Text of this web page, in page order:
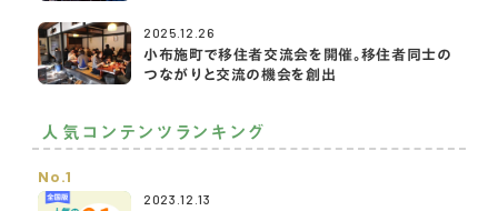
2025.12.26
小布施町で移住者交流会を開催。移住者同士の
つながりと交流の機会を創出
人気コンテンツランキング
No.1
2023.12.13